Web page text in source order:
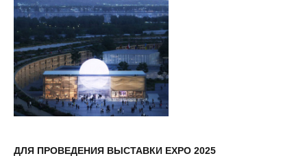
ДЛЯ ПРОВЕДЕНИЯ ВЫСТАВКИ EXPO 2025